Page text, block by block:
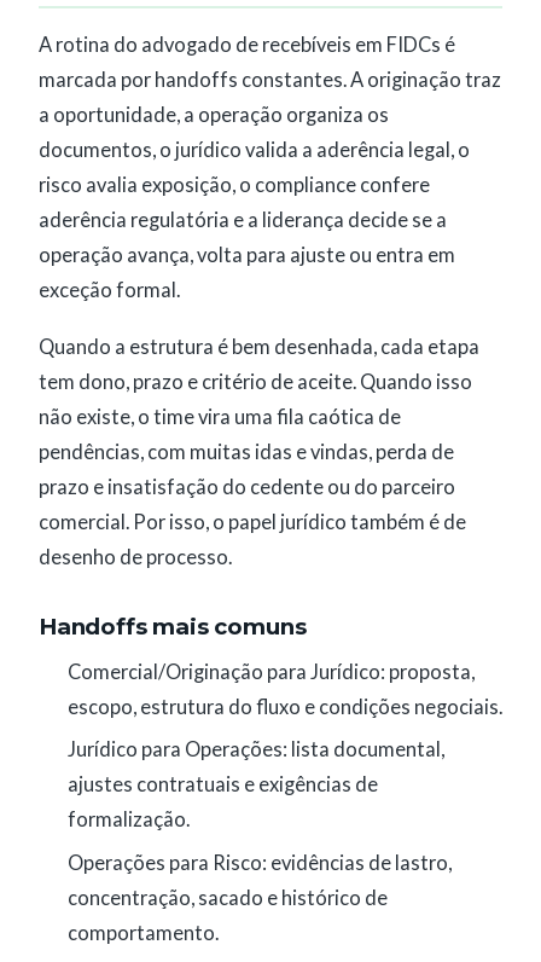
A rotina do advogado de recebíveis em FIDCs é
marcada por handoffs constantes. A originação traz
a oportunidade, a operação organiza os
documentos, o jurídico valida a aderência legal, o
risco avalia exposição, o compliance confere
aderência regulatória e a liderança decide se a
operação avança, volta para ajuste ou entra em
exceção formal.
Quando a estrutura é bem desenhada, cada etapa
tem dono, prazo e critério de aceite. Quando isso
não existe, o time vira uma fila caótica de
pendências, com muitas idas e vindas, perda de
prazo e insatisfação do cedente ou do parceiro
comercial. Por isso, o papel jurídico também é de
desenho de processo.
Handoffs mais comuns
Comercial/Originação para Jurídico: proposta,
escopo, estrutura do fluxo e condições negociais.
Jurídico para Operações: lista documental,
ajustes contratuais e exigências de
formalização.
Operações para Risco: evidências de lastro,
concentração, sacado e histórico de
comportamento.